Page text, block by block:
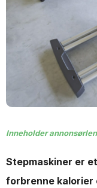
Inneholder
Stepmaskiner er
forbrenne kalorier